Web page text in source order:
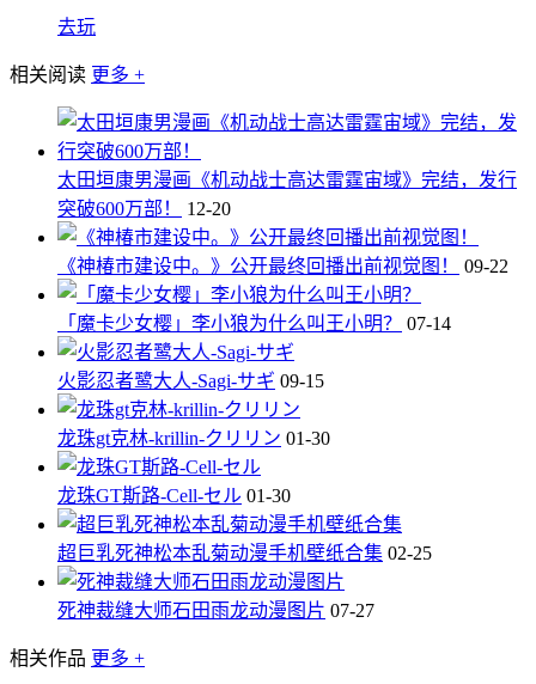
去玩
相关阅读 更多 +
太田垣康男漫画《机动战士高达雷霆宙域》完结，发行
突破600万部！
12-20
《神椿市建设中。》公开最终回播出前视觉图！ 09-22
「魔卡少女樱」李小狼为什么叫王小明？ 07-14
火影忍者鹭大人-Sagi-サギ 09-15
龙珠gt克林-krillin-クリリン 01-30
龙珠GT斯路-Cell-セル 01-30
超巨乳死神松本乱菊动漫手机壁纸合集 02-25
死神裁缝大师石田雨龙动漫图片 07-27
相关作品 更多 +